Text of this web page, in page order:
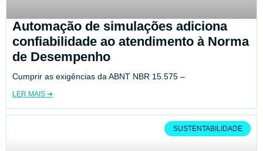
Automação de simulações adiciona
confiabilidade ao atendimento à Norma
de Desempenho
Cumprir as exigências da ABNT NBR 15.575 –
LER MAIS ➔
SUSTENTABILIDADE